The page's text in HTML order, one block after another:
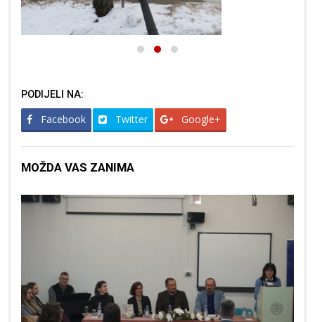
PODIJELI NA:
Facebook Twitter Google+
MOŽDA VAS ZANIMA